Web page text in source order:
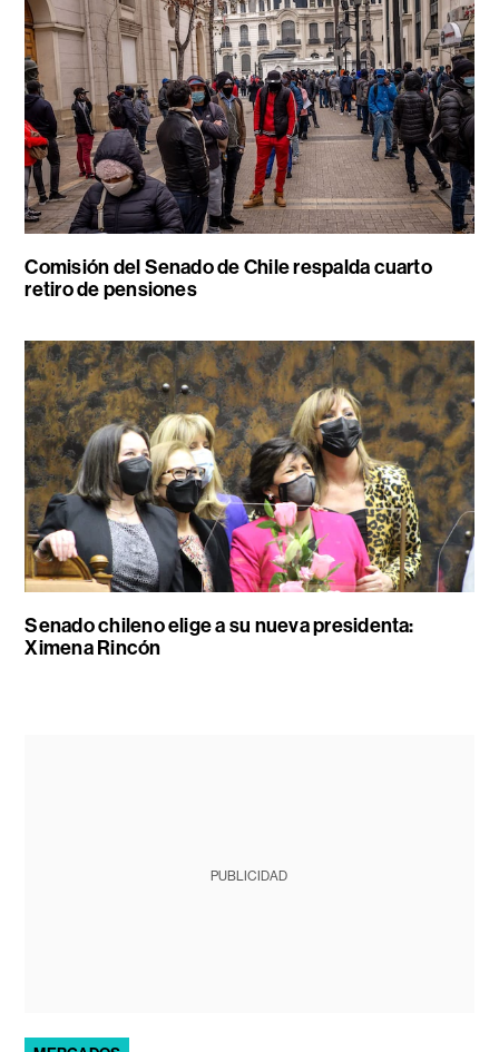
Comisión del Senado de Chile respalda cuarto
retiro de pensiones
Senado chileno elige a su nueva presidenta:
Ximena Rincón
PUBLICIDAD